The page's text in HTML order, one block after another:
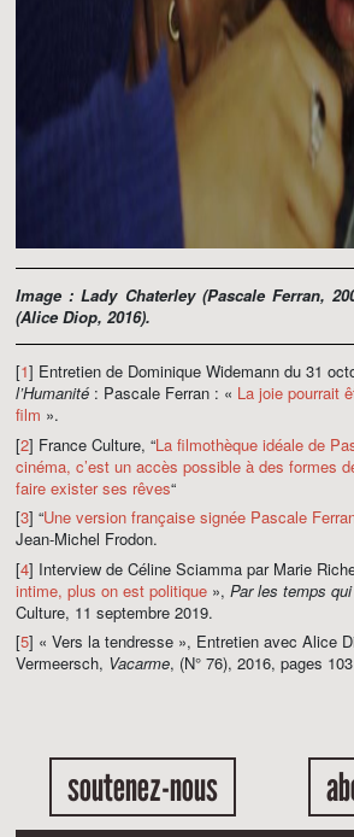
Image :Lady Chaterley(Pascale Ferran,
(Alice Diop, 2016).
[1] Entretien de Dominique Widemann du 31
l’Humanité : Pascale Ferran : « La joie pourrait
film ».
[2] France Culture, “La filmothèque idéale de
cinéma, c’est un accès possible à des formes
faire exister ses rêves“
[3] “Une version française signée Pascale
Jean-Michel Frodon.
[4] Interview de Céline Sciamma par Marie
intime, plus on est politique », Par les temps
Culture, 11 septembre 2019.
[5] « Vers la tendresse », Entretien avec Alice
Vermeersch, Vacarme, (N° 76), 2016, pages
soutenez-nous